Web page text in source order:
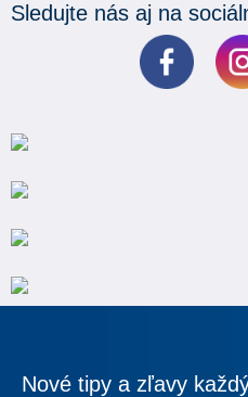
Sledujte nás aj na
Nové tipy a zľavy